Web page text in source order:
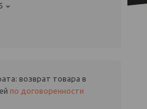
возврат товара в
по договоренности